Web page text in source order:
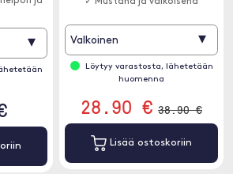
▾ Valkoinen ▾
Löytyy varastosta, lähetetään
huomenna
28.90 € 38.90 €
Lisää ostoskoriin